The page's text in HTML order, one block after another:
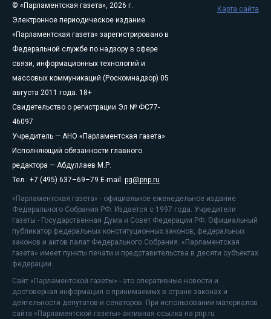
© «Парламентская газета», 2026 г.
Электронное периодическое издание
«Парламентская газета» зарегистрировано в
Федеральной службе по надзору в сфере
связи, информационных технологий и
массовых коммуникаций (Роскомнадзор) 05
августа 2011 года. 18+
Свидетельство о регистрации Эл № ФС77-
46097
Учредитель — АНО «Парламентская газета»
Исполняющий обязанности главного
редактора — Абдуллаев М.Р.
Тел.: +7 (495) 637–69–79 E-mail: pg@pnp.ru
«Парламентская газета» - официальное еженедельное издание
Федерального Собрания РФ. Издается с 1997 года. Учредители
газеты - Государственная Дума и Совет Федерации РФ. Официальный
публикатор федеральных конституционных законов, федеральных
законов и актов палат Федерального Собрания. «Парламентская
газета» имеет пункты печати и представительства в десяти субъектах
федерации.
Сайт «Парламентской газеты» - это оперативные новости и
достоверная информация о принимаемых в стране законах и
деятельности депутатов и сенаторов. При использовании материалов
сайта «Парламентской газеты» активная ссылка на pnp.ru
Карта сайта